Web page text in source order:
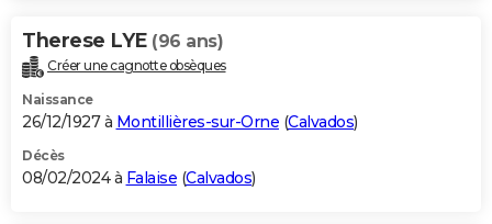
Therese LYE (96 ans)
Créer une cagnotte obsèques
Naissance
26/12/1927 à Montillières-sur-Orne (Calvados)
Décès
08/02/2024 à Falaise (Calvados)